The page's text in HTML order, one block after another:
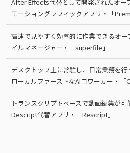
After Effects代替として開発されたオー
モーショングラフィックアプリ・「
高速で見やすく効率的に作業できるオー
イルマネージャー・「superfile」
デスクトップ上に常駐し、日常業務を行
ローカルファーストなAIコワーカー・「
トランスクリプトベースで動画編集が可
Descript代替アプリ・「Rescript」